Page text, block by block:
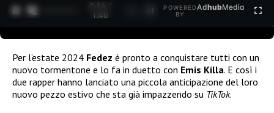
0:15 /
1:40
POWERED
BY
AdhubMedia
Per l’estate 2024 Fedez è pronto a conquistare tutti con un
nuovo tormentone e lo fa in duetto con Emis Killa. E così i
due rapper hanno lanciato una piccola anticipazione del loro
nuovo pezzo estivo che sta già impazzendo su TikTok.